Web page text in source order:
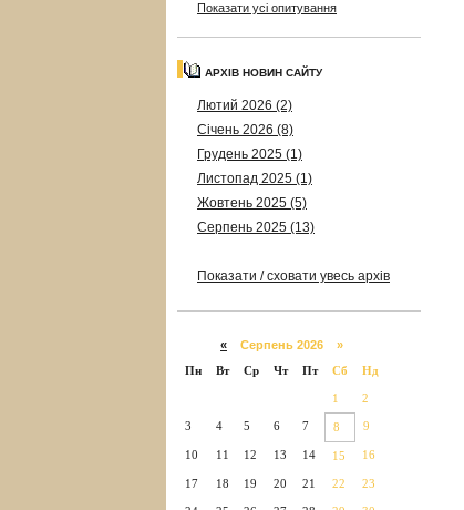
Показати усі опитування
АРХІВ НОВИН САЙТУ
Лютий 2026 (2)
Січень 2026 (8)
Грудень 2025 (1)
Листопад 2025 (1)
Жовтень 2025 (5)
Серпень 2025 (13)
Показати / сховати увесь архів
« Серпень 2026 »
Пн
Вт Ср Чт Пт Сб Нд
1 2
3 4 5 6 7 8 9
10 11 12 13 14 15 16
17 18 19 20 21 22 23